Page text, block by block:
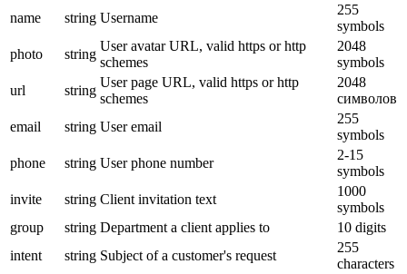
name string Username
255
symbols
photo
string
User avatar URL, valid https or http
schemes
2048
symbols
url
string
User page URL, valid https or http
schemes
2048
символов
email
string User email
255
symbols
phone
string User phone number
2-15
symbols
invite
string Client invitation text
1000
symbols
group
string Department a client applies to
10 digits
intent
string Subject of a customer's request
255
characters